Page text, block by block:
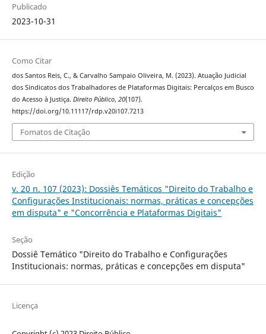
Publicado
2023-10-31
Como Citar
dos Santos Reis, C., & Carvalho Sampaio Oliveira, M. (2023). Atuação Judicial
dos Sindicatos dos Trabalhadores de Plataformas Digitais: Percalços em Busco
do Acesso à Justiça. Direito Público, 20(107).
https://doi.org/10.11117/rdp.v20i107.7213
Fomatos de Citação
Edição
v. 20 n. 107 (2023): Dossiês Temáticos "Direito do Trabalho e
Configurações Institucionais: normas, práticas e concepções
em disputa" e "Concorrência e Plataformas Digitais"
Seção
Dossiê Temático "Direito do Trabalho e Configurações
Institucionais: normas, práticas e concepções em disputa"
Licença